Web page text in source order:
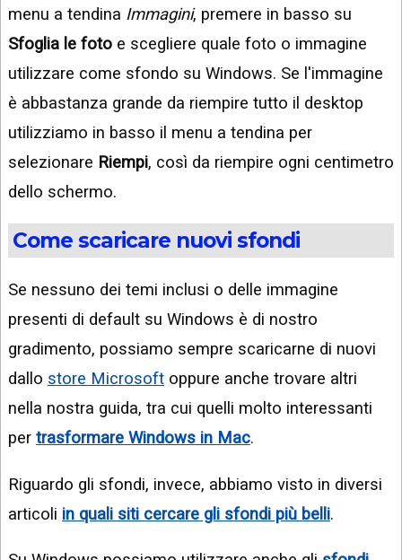
menu a tendina Immagini, premere in basso su
Sfoglia le foto e scegliere quale foto o immagine
utilizzare come sfondo su Windows. Se l'immagine
è abbastanza grande da riempire tutto il desktop
utilizziamo in basso il menu a tendina per
selezionare Riempi, così da riempire ogni centimetro
dello schermo.
Come scaricare nuovi sfondi
Se nessuno dei temi inclusi o delle immagine
presenti di default su Windows è di nostro
gradimento, possiamo sempre scaricarne di nuovi
dallo store Microsoft oppure anche trovare altri
nella nostra guida, tra cui quelli molto interessanti
per trasformare Windows in Mac.
Riguardo gli sfondi, invece, abbiamo visto in diversi
articoli in quali siti cercare gli sfondi più belli.